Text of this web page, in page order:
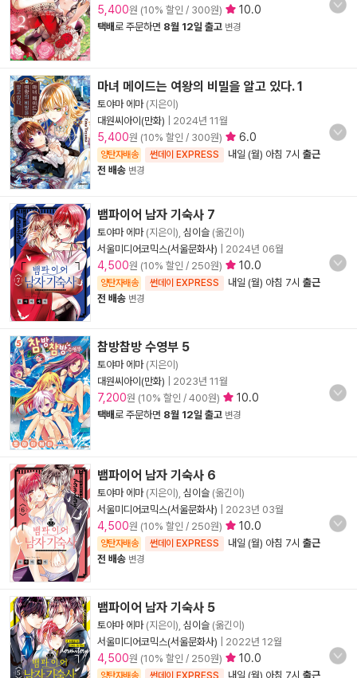
5,400원 (10% 할인 / 300원) 10.0
택배로 주문하면 8월 12일 출고 변경
마녀 메이드는 여왕의 비밀을 알고 있다. 1
토야마 에마(지은이)
대원씨아이(만화)
2024년 11월
5,400원 (10% 할인 / 300원) 6.0
양탄자배송 썬데이 EXPRESS 내일 (월) 아침 7시 출근
전 배송 변경
뱀파이어 남자 기숙사 7
토야마 에마(지은이), 심이슬 (옮긴이)
서울미디어코믹스(서울문화사)
2024년 06월
4,500원 (10% 할인 / 250원) 10.0
양탄자배송 썬데이 EXPRESS 내일 (월) 아침 7시 출근
전 배송 변경
참방참방 수영부 5
토야마 에마(지은이)
대원씨아이(만화)
2023년 11월
7,200원 (10% 할인 / 400원) 10.0
택배로 주문하면 8월 12일 출고 변경
뱀파이어 남자 기숙사 6
토야마 에마(지은이), 심이슬 (옮긴이)
서울미디어코믹스(서울문화사)
2023년 03월
4,500원 (10% 할인 / 250원) 10.0
양탄자배송 썬데이 EXPRESS 내일 (월) 아침 7시 출근
전 배송 변경
뱀파이어 남자 기숙사 5
토야마 에마(지은이), 심이슬 (옮긴이)
서울미디어코믹스(서울문화사)
2022년 12월
4,500원 (10% 할인 / 250원) 10.0
양탄자배송 썬데이 EXPRESS 내일 (월) 아침 7시 출근